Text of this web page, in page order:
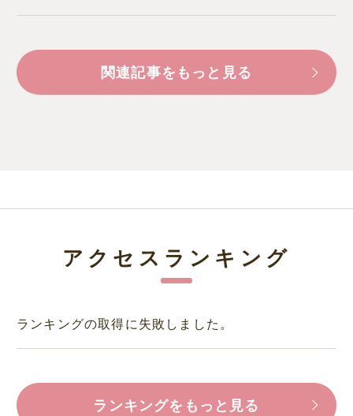
関連記事をもっと見る
アクセスランキング
ランキングの取得に失敗しました。
ランキングをもっと見る